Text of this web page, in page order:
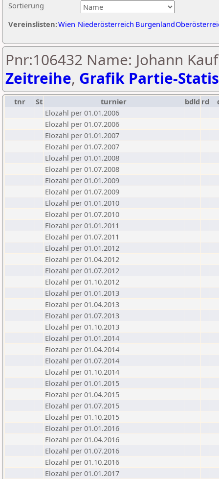
Sortierung
Vereinslisten:Wien Niederösterreich Burgenland
Pnr:106432 Name: Johann
Zeitreihe, Grafik Partie-
tnr St turnier bdld rd
Elozahl per 01.01.2006
Elozahl per 01.07.2006
Elozahl per 01.01.2007
Elozahl per 01.07.2007
Elozahl per 01.01.2008
Elozahl per 01.07.2008
Elozahl per 01.01.2009
Elozahl per 01.07.2009
Elozahl per 01.01.2010
Elozahl per 01.07.2010
Elozahl per 01.01.2011
Elozahl per 01.07.2011
Elozahl per 01.01.2012
Elozahl per 01.04.2012
Elozahl per 01.07.2012
Elozahl per 01.10.2012
Elozahl per 01.01.2013
Elozahl per 01.04.2013
Elozahl per 01.07.2013
Elozahl per 01.10.2013
Elozahl per 01.01.2014
Elozahl per 01.04.2014
Elozahl per 01.07.2014
Elozahl per 01.10.2014
Elozahl per 01.01.2015
Elozahl per 01.04.2015
Elozahl per 01.07.2015
Elozahl per 01.10.2015
Elozahl per 01.01.2016
Elozahl per 01.04.2016
Elozahl per 01.07.2016
Elozahl per 01.10.2016
Elozahl per 01.01.2017